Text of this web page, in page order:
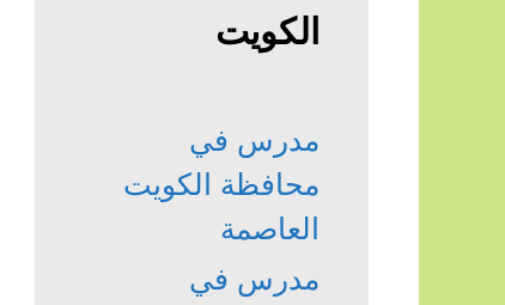
الكويت
مدرس في
محافظة الكويت
العاصمة
مدرس في